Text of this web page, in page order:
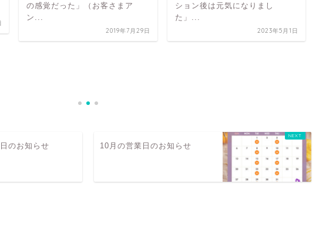
の感覚だった」（お客さまア
ン...
2019年7月29日
ション後は元気になりまし
た」...
2023年5月1日
のお知らせ 10月の営業日のお知らせ